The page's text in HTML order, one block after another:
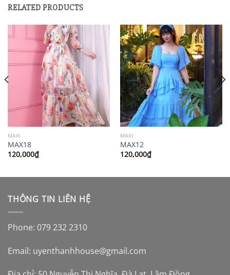
RELATED PRODUCTS
MAXI
MAX18
120,000₫
MAXI
MAX12
120,000₫
THÔNG TIN LIÊN HỆ
Phone: 079 232 2310
Email: uyenthanhhouse@gmail.com